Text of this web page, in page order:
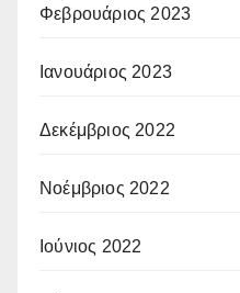
Φεβρουάριος 2023
Ιανουάριος 2023
Δεκέμβριος 2022
Νοέμβριος 2022
Ιούνιος 2022